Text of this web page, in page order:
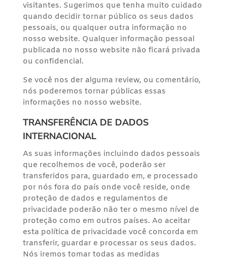
visitantes. Sugerimos que tenha muito cuidado
quando decidir tornar público os seus dados
pessoais, ou qualquer outra informação no
nosso website. Qualquer informação pessoal
publicada no nosso website não ficará privada
ou confidencial.
Se você nos der alguma review, ou comentário,
nós poderemos tornar públicas essas
informações no nosso website.
TRANSFERÊNCIA DE DADOS
INTERNACIONAL
As suas informações incluindo dados pessoais
que recolhemos de você, poderão ser
transferidos para, guardado em, e processado
por nós fora do país onde você reside, onde
proteção de dados e regulamentos de
privacidade poderão não ter o mesmo nível de
proteção como em outros países. Ao aceitar
esta política de privacidade você concorda em
transferir, guardar e processar os seus dados.
Nós iremos tomar todas as medidas